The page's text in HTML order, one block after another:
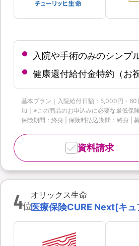
入院や手術のみのシンプ
健康還付給付金特約（お
基本プラン｜入院給付日額：5,000円・60
加｜※この商品のお申込みに必要な最低保
保険期間：終身 | 保険料払込期間：終身 |
資料請求
4位
オリックス生命
医療保険CURE Next[キ